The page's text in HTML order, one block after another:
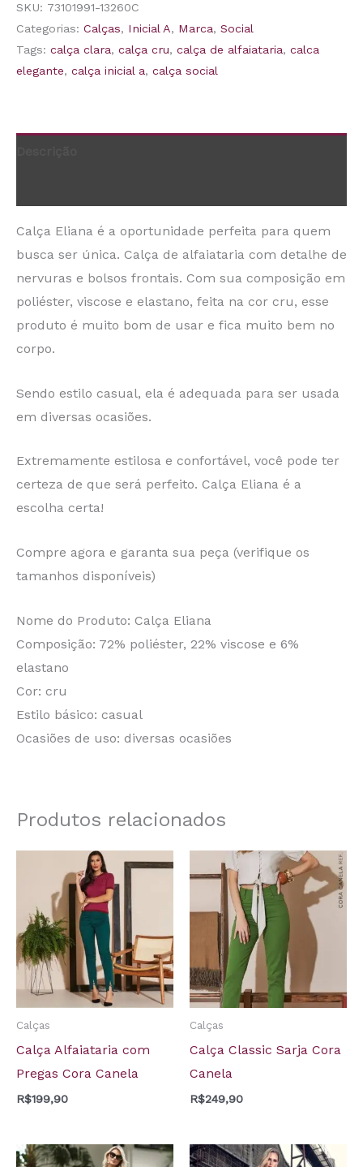
SKU: 73101991-13260C
Categorias: Calças, Inicial A, Marca, Social
Tags: calça clara, calça cru, calça de alfaiataria, calca
elegante, calça inicial a, calça social
Calça Eliana é a oportunidade perfeita para quem
busca ser única. Calça de alfaiataria com detalhe de
nervuras e bolsos frontais. Com sua composição em
poliéster, viscose e elastano, feita na cor cru, esse
produto é muito bom de usar e fica muito bem no
corpo.
Sendo estilo casual, ela é adequada para ser usada
em diversas ocasiões.
Extremamente estilosa e confortável, você pode ter
certeza de que será perfeito. Calça Eliana é a
escolha certa!
Compre agora e garanta sua peça (verifique os
tamanhos disponíveis)
Nome do Produto: Calça Eliana
Composição: 72% poliéster, 22% viscose e 6%
elastano
Cor: cru
Estilo básico: casual
Ocasiões de uso: diversas ocasiões
Produtos relacionados
Calças
Calça Alfaiataria com
Pregas Cora Canela
R$199,90
Calças
Calça Classic Sarja Cora
Canela
R$249,90